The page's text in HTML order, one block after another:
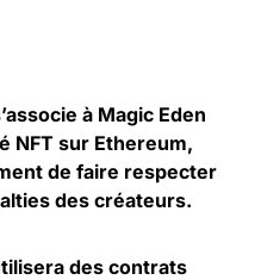
à Magic Eden
NFT sur Ethereum,
de faire respecter
des créateurs.
des contrats